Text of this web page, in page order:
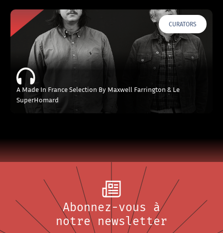
CURATORS
A Made In France Selection By Maxwell Farrington & Le
SuperHomard
Abonnez-vous à
notre newsletter